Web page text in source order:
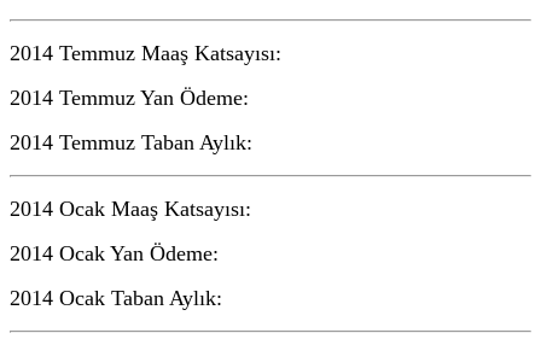
2014 Temmuz Maaş Katsayısı:
2014 Temmuz Yan Ödeme:
2014 Temmuz Taban Aylık:
2014 Ocak Maaş Katsayısı:
2014 Ocak Yan Ödeme:
2014 Ocak Taban Aylık: